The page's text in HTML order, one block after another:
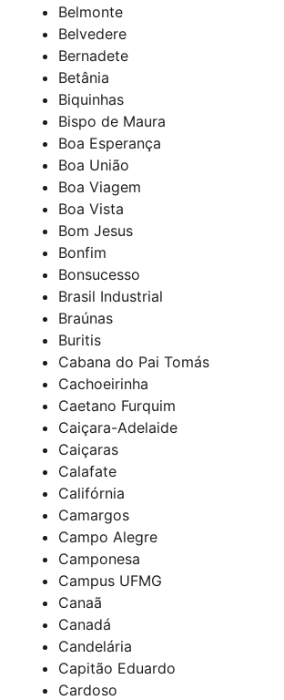
Belmonte
Belvedere
Bernadete
Betânia
Biquinhas
Bispo de Maura
Boa Esperança
Boa União
Boa Viagem
Boa Vista
Bom Jesus
Bonfim
Bonsucesso
Brasil Industrial
Braúnas
Buritis
Cabana do Pai Tomás
Cachoeirinha
Caetano Furquim
Caiçara-Adelaide
Caiçaras
Calafate
Califórnia
Camargos
Campo Alegre
Camponesa
Campus UFMG
Canaã
Canadá
Candelária
Capitão Eduardo
Cardoso